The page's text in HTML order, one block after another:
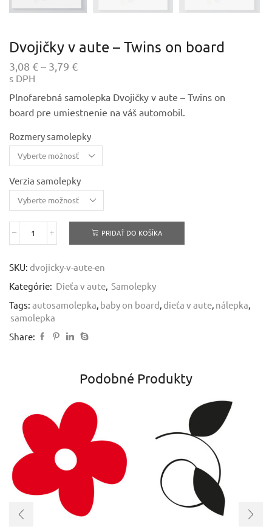
Dvojičky v aute – Twins on board
3,08 €– 3,79 €Price
3,08 €
through
3,79 €
s DPH
Plnofarebná samolepka Dvojičky v aute – Twins on
board pre umiestnenie na váš automobil.
Rozmery samolepky
Verzia samolepky
množstvo
Dvojičky
aute
Twins
on
board
PRIDAŤ DO KOŠÍKA
SKU: dvojicky-v-aute-en
Kategórie: Dieťa v aute Samolepky
Tags: autosamolepka baby on board dieťa v aute nálepka
samolepka
Share:
Podobné Produkty